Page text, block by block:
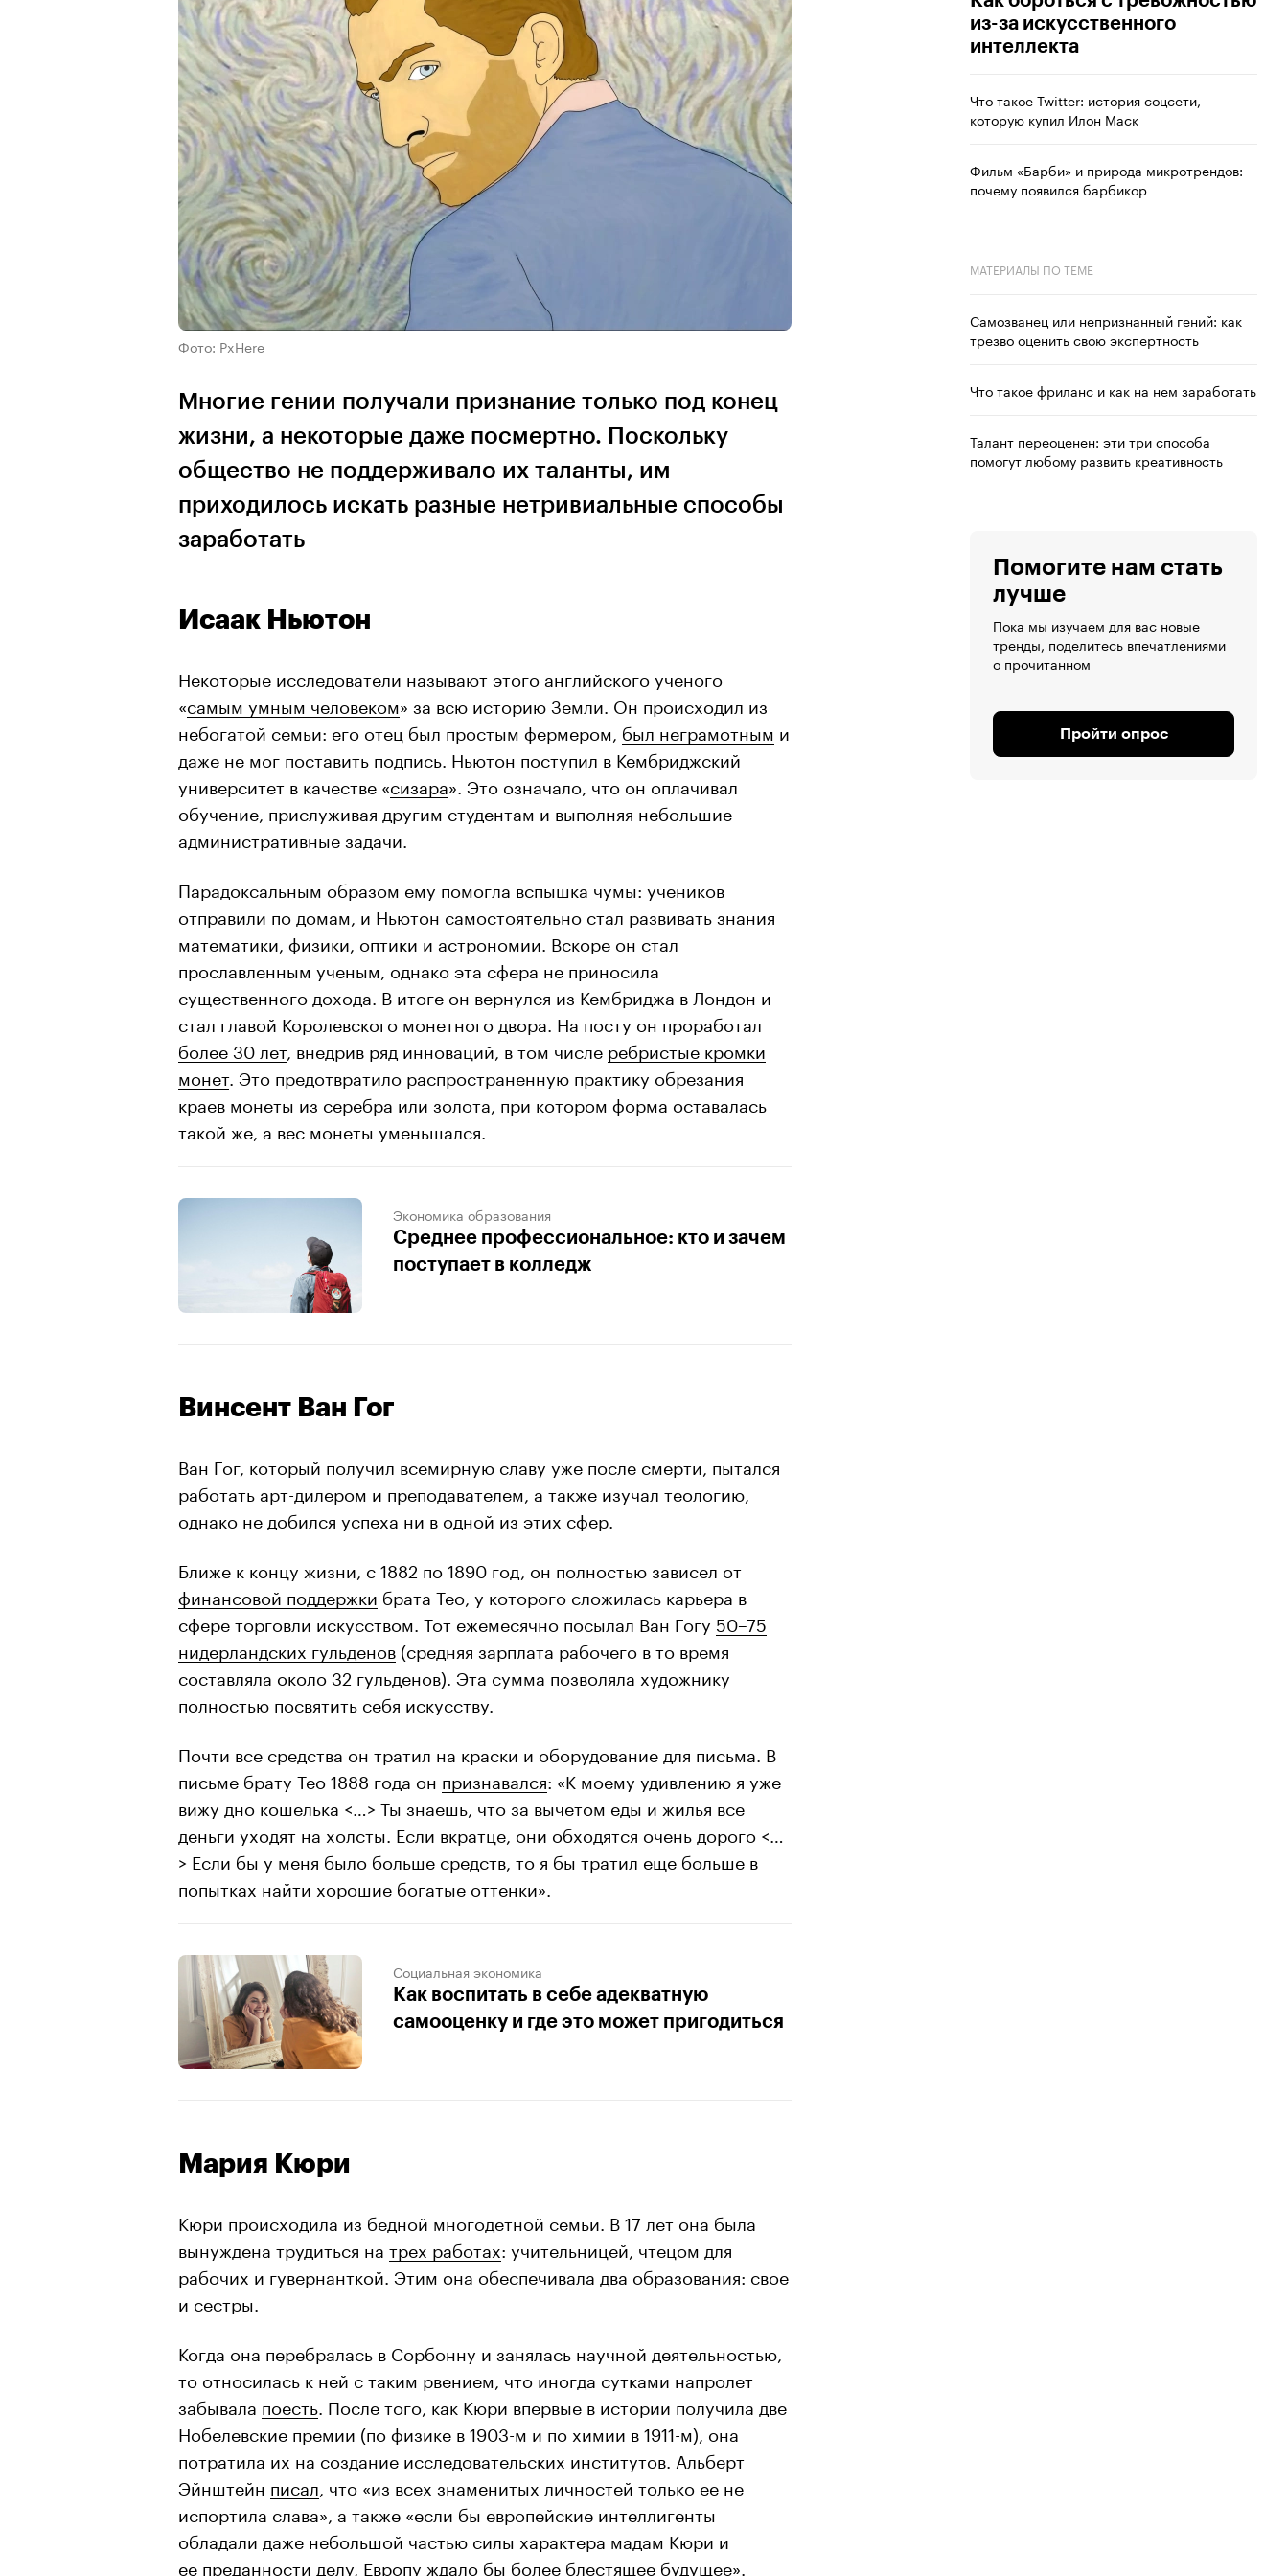
Фото: PxHere
Многие гении получали признание только под конец
жизни, а некоторые даже посмертно. Поскольку
общество не поддерживало их таланты, им
приходилось искать разные нетривиальные способы
заработать
Исаак Ньютон
Некоторые исследователи называют этого английского ученого
«самым умным человеком» за всю историю Земли. Он происходил из
небогатой семьи: его отец был простым фермером, был неграмотным и
даже не мог поставить подпись. Ньютон поступил в Кембриджский
университет в качестве «сизара». Это означало, что он оплачивал
обучение, прислуживая другим студентам и выполняя небольшие
административные задачи.
Парадоксальным образом ему помогла вспышка чумы: учеников
отправили по домам, и Ньютон самостоятельно стал развивать знания
математики, физики, оптики и астрономии. Вскоре он стал
прославленным ученым, однако эта сфера не приносила
существенного дохода. В итоге он вернулся из Кембриджа в Лондон и
стал главой Королевского монетного двора. На посту он проработал
более 30 лет, внедрив ряд инноваций, в том числе ребристые кромки
монет. Это предотвратило распространенную практику обрезания
краев монеты из серебра или золота, при котором форма оставалась
такой же, а вес монеты уменьшался.
Экономика образования
Среднее профессиональное: кто и зачем
поступает в колледж
Винсент Ван Гог
Ван Гог, который получил всемирную славу уже после смерти, пытался
работать арт-дилером и преподавателем, а также изучал теологию,
однако не добился успеха ни в одной из этих сфер.
Ближе к концу жизни, с 1882 по 1890 год, он полностью зависел от
финансовой поддержки брата Тео, у которого сложилась карьера в
сфере торговли искусством. Тот ежемесячно посылал Ван Гогу 50–75
нидерландских гульденов (средняя зарплата рабочего в то время
составляла около 32 гульденов). Эта сумма позволяла художнику
полностью посвятить себя искусству.
Почти все средства он тратил на краски и оборудование для письма. В
письме брату Тео 1888 года он признавался: «К моему удивлению я уже
вижу дно кошелька <…> Ты знаешь, что за вычетом еды и жилья все
деньги уходят на холсты. Если вкратце, они обходятся очень дорого <…
> Если бы у меня было больше средств, то я бы тратил еще больше в
попытках найти хорошие богатые оттенки».
Социальная экономика
Как воспитать в себе адекватную
самооценку и где это может пригодиться
Мария Кюри
Кюри происходила из бедной многодетной семьи. В 17 лет она была
вынуждена трудиться на трех работах: учительницей, чтецом для
рабочих и гувернанткой. Этим она обеспечивала два образования: свое
и сестры.
Когда она перебралась в Сорбонну и занялась научной деятельностью,
то относилась к ней с таким рвением, что иногда сутками напролет
забывала поесть . После того, как Кюри впервые в истории получила две
Нобелевские премии (по физике в 1903-м и по химии в 1911-м), она
потратила их на создание исследовательских институтов. Альберт
Эйнштейн писал , что «из всех знаменитых личностей только ее не
испортила слава», а также «если бы европейские интеллигенты
обладали даже небольшой частью силы характера мадам Кюри и
ее преданности делу, Европу ждало бы более блестящее будущее».
из-за искусственного
интеллекта
Что такое Twitter: история соцсети,
которую купил Илон Маск
Фильм «Барби» и природа микротрендов:
почему появился барбикор
МАТЕРИАЛЫ ПО ТЕМЕ
Самозванец или непризнанный гений: как
трезво оценить свою экспертность
Что такое фриланс и как на нем заработать
Талант переоценен: эти три способа
помогут любому развить креативность
Помогите нам стать
лучше
Пока мы изучаем для вас новые
тренды, поделитесь впечатлениями
о прочитанном
Пройти опрос